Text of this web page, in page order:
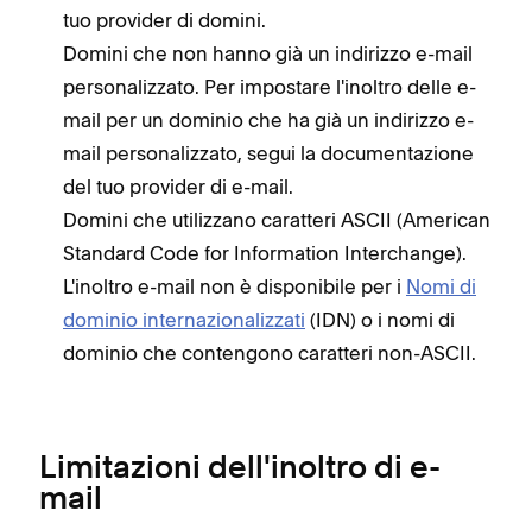
tuo provider di domini.
Domini che non hanno già un indirizzo e-mail
personalizzato. Per impostare l'inoltro delle e-
mail per un dominio che ha già un indirizzo e-
mail personalizzato, segui la documentazione
del tuo provider di e-mail.
Domini che utilizzano caratteri ASCII (American
Standard Code for Information Interchange).
L'inoltro e-mail non è disponibile per i Nomi di
dominio internazionalizzati (IDN) o i nomi di
dominio che contengono caratteri non-ASCII.
Limitazioni dell'inoltro di e-
mail